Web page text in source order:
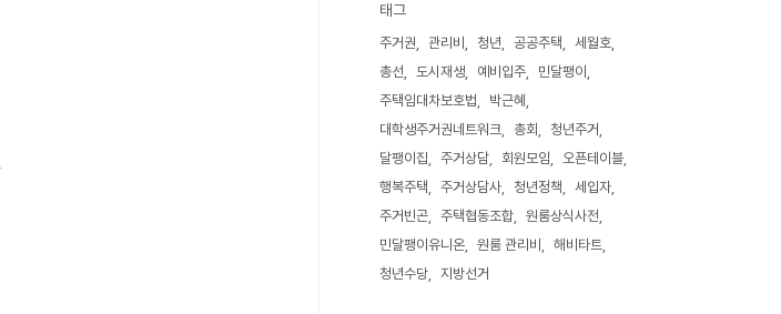
태그
주거권 관리비 청년 공공주택
세월호
총선
도시재생 예비입주
민달팽이
주택임대차보호법
박근혜
대학생주거권네트워크
총회
청년주거
달팽이집
주거상담 회원모임
오픈테이블
행복주택
주거상담사 청년정책
세입자
주거빈곤
주택협동조합
원룸상식사전
민달팽이유니온
원룸 관리비
해비타트
청년수당
지방선거